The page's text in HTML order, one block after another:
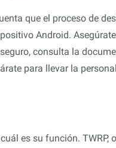
que el proceso de
Android.
consulta la
para llevar la
es su función. TWRP,